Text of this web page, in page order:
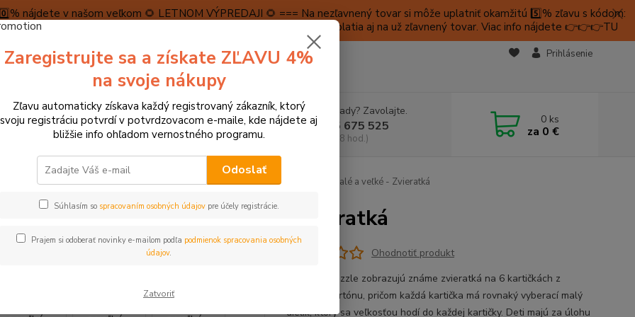
nájdete v našom veľkom 🌻 LETNOM VÝPREDAJI 🌻 === Na nezľavnený tovar si môže uplatniť okamžitú 5️⃣% zľavu s kódom:
máme teraz pripravené špeciálne zľavy až do výšky 1️⃣5️⃣% , ktoré platia aj na už zľavnený tovar. Viac info nájdete 👉👉👉TU
A PLATBA RECENZIE 👉VRÁTENIE TOVARU👈
KONTAKTY
Prihlásenie
Hľadať
Neviete si rady? Zavolajte.
+421 905 675 525
(Po-Pia, 9-18 hod.)
0 ks
za 0 €
Stolové hry, hlavolamy Stolové hry, pexesá, dominá Alexander Doštičky malé a veľké - Zvieratká
Doštičky malé a veľké - Zvieratká
Ohodnotiť produkt
Zábavné puzzle zobrazujú známe zvieratká na 6 kartičkách z
pevného kartónu, pričom každá kartička má rovnaký vyberací malý
dielik, ktorý sa veľkosťou hodí do každej kartičky. Deti majú za úlohu
Zaregistrujte sa a získate ZĽAVU 4%
na svoje nákupy
Zľavu automaticky získava každý registrovaný zákazník, ktorý
svoju registráciu potvrdí v potvrdzovacom e-maile, kde nájdete aj
bližšie info ohľadom vernostného programu.
Odoslať
Súhlasím so spracovaním osobných údajovpre účely registrácie.
Prajem si odoberať novinky e-mailom podľa podmienok spracovania osobných
údajov.
Zatvoriť